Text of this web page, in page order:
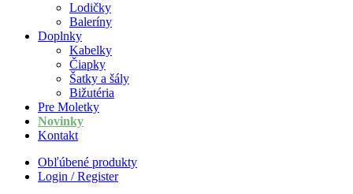
Lodičky
Baleríny
Doplnky
Kabelky
Čiapky
Šatky a šály
Bižutéria
Pre Moletky
Novinky
Kontakt
Obľúbené produkty
Login / Register